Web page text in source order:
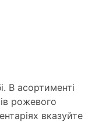
В асортименті
рожевого
вказуйте